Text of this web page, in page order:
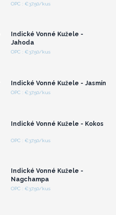
OPC : €37.50/kusPrihláste sa alebo
Indické Vonné Kužele -
Jahoda
OPC : €37.50/kusPrihláste sa alebo
Indické Vonné Kužele - Jasmín
OPC : €37.50/kusPrihláste sa alebo
Indické Vonné Kužele - Kokos
OPC : €37.50/kusPrihláste sa alebo
Indické Vonné Kužele -
Nagchampa
OPC : €37.50/kusPrihláste sa alebo